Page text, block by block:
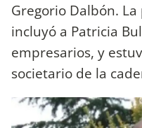
Gregorio Dalbón.
incluyó a Patricia
empresarios, y
societario de la